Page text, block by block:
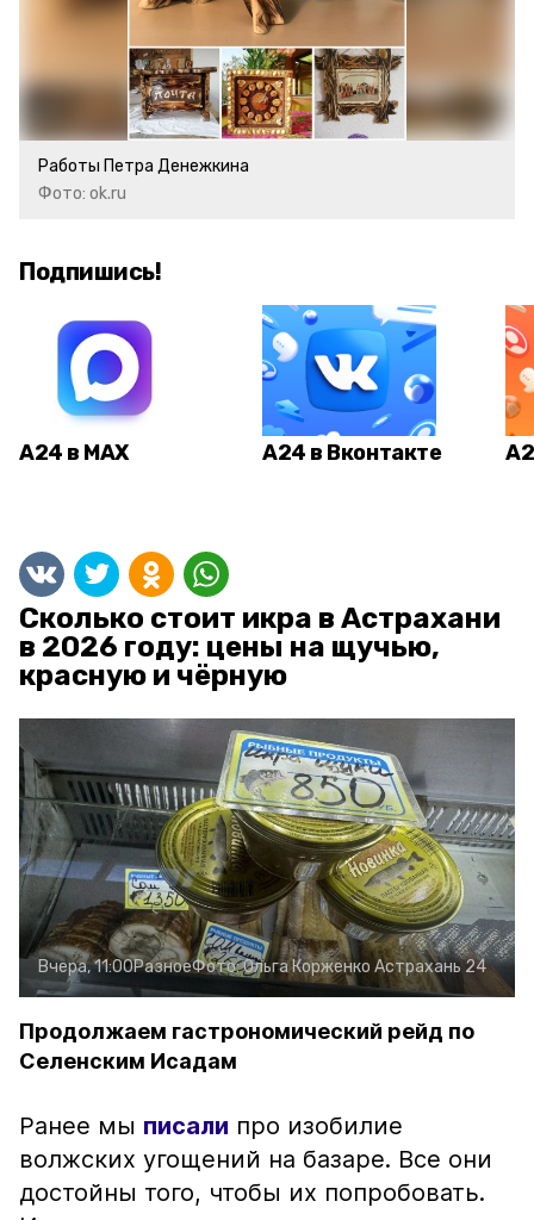
Работы Петра Денежкина
Фото: ok.ru
Подпишись!
А24 в MAX А24 в Вконтакте
Сколько стоит икра в Астрахани
в 2026 году: цены на щучью,
красную и чёрную
Вчера, 11:00РазноеФото:Ольга Корженко Астрахань 24
Продолжаем гастрономический рейд по
Селенским Исадам
Ранее мы писали про изобилие
волжских угощений на базаре. Все они
достойны того, чтобы их попробовать.